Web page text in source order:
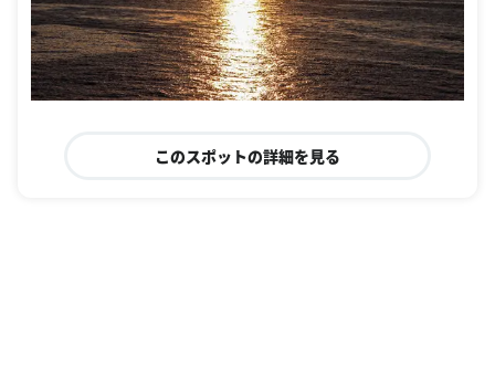
このスポットの詳細を見る